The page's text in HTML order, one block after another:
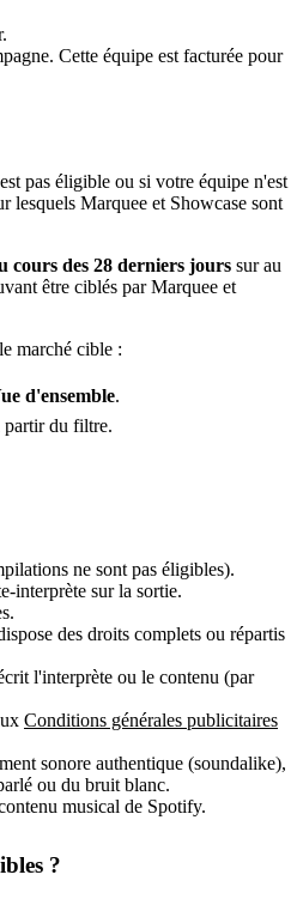
Cette équipe est facturée pour
pas éligible ou si votre équipe n'est
lesquels Marquee et Showcase sont
cours des 28 derniers jours sur au
être ciblés par Marquee et
marché cible :
d'ensemble
partir du filtre.
ne sont pas éligibles).
interprète sur la sortie.
des droits complets ou répartis
l'interprète ou le contenu (par
Conditions générales publicitaires
sonore authentique (soundalike),
ou du bruit blanc.
musical de Spotify.
?